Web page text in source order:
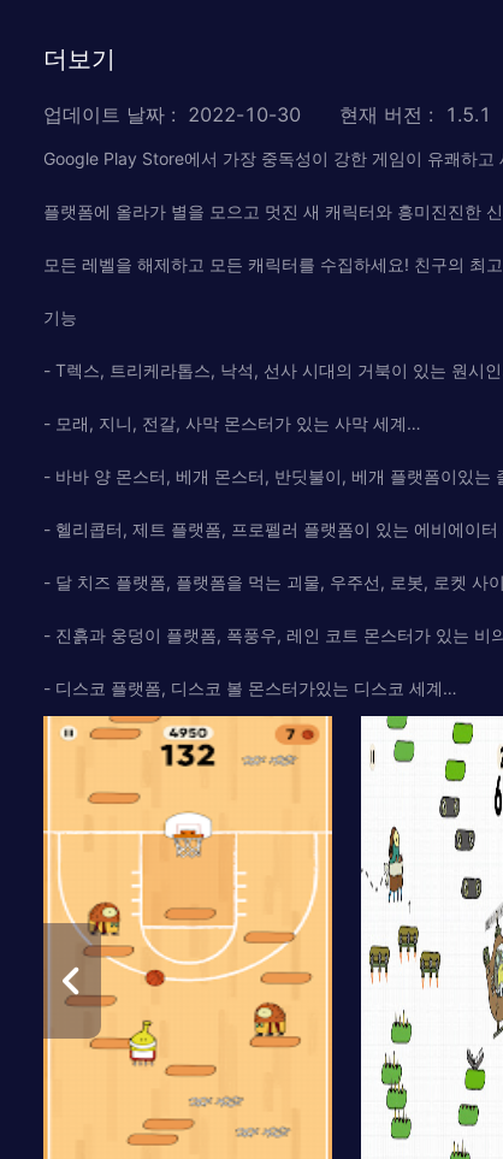
더보기
업데이트 날짜 : 2022-10-30 현재 버전 : 1.5.1
Google Play Store에서 가장 중독성이 강한 게임이 유쾌하
플랫폼에 올라가 별을 모으고 멋진 새 캐릭터와 흥미진진한
모든 레벨을 해제하고 모든 캐릭터를 수집하세요! 친구의 최
기능
- T렉스, 트리케라톱스, 낙석, 선사 시대의 거북이 있는 원시
- 모래, 지니, 전갈, 사막 몬스터가 있는 사막 세계…
- 바바 양 몬스터, 베개 몬스터, 반딧불이, 베개 플랫폼이있는
- 헬리콥터, 제트 플랫폼, 프로펠러 플랫폼이 있는 에비에이
- 달 치즈 플랫폼, 플랫폼을 먹는 괴물, 우주선, 로봇, 로켓 사
- 진흙과 웅덩이 플랫폼, 폭풍우, 레인 코트 몬스터가 있는 비
- 디스코 플랫폼, 디스코 볼 몬스터가있는 디스코 세계…